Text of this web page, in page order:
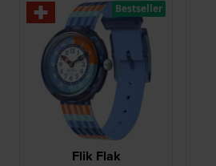
Flik Flak
Bestseller